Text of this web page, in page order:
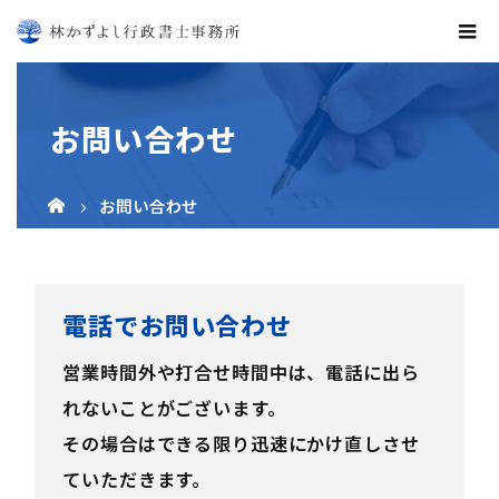
お問い合わせ
お問い合わせ
電話でお問い合わせ
営業時間外や打合せ時間中は、電話に出ら
れないことがございます。
その場合はできる限り迅速にかけ直しさせ
ていただきます。